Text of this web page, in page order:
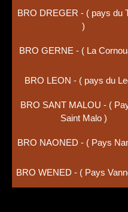
BRO DREGER - ( pays du
)
BRO GERNE - ( La
BRO LEON - ( pays du
BRO SANT MALOU - (
Saint Malo )
BRO NAONED - ( Pays
BRO WENED - ( Pays